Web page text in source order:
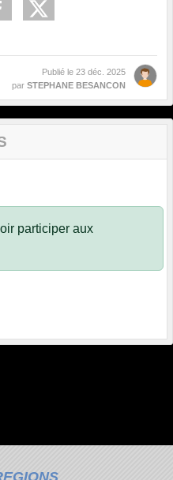
Publié le 23 déc. 2025
par STEPHANE BESANCON
participer aux